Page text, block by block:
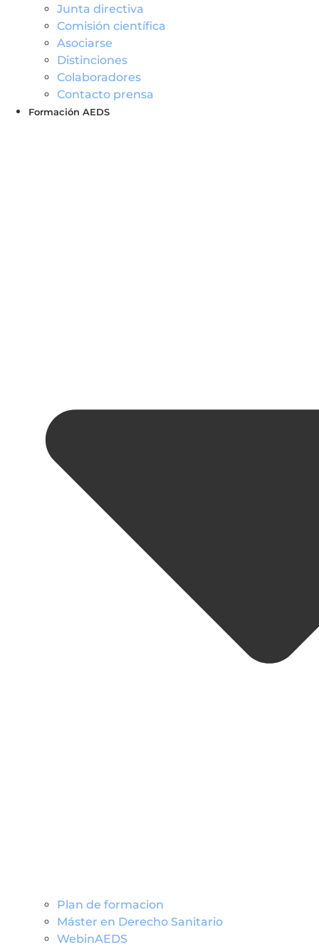
Junta directiva
Comisión científica
Asociarse
Distinciones
Colaboradores
Contacto prensa
Formación AEDS
Plan de formacion
Máster en Derecho Sanitario
WebinAEDS